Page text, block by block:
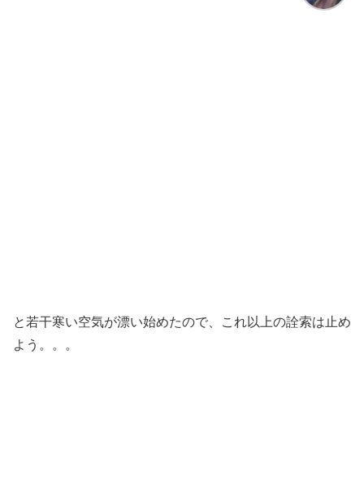
と若干寒い空気が漂い始めたので、これ以上の詮索は止め
よう。。。